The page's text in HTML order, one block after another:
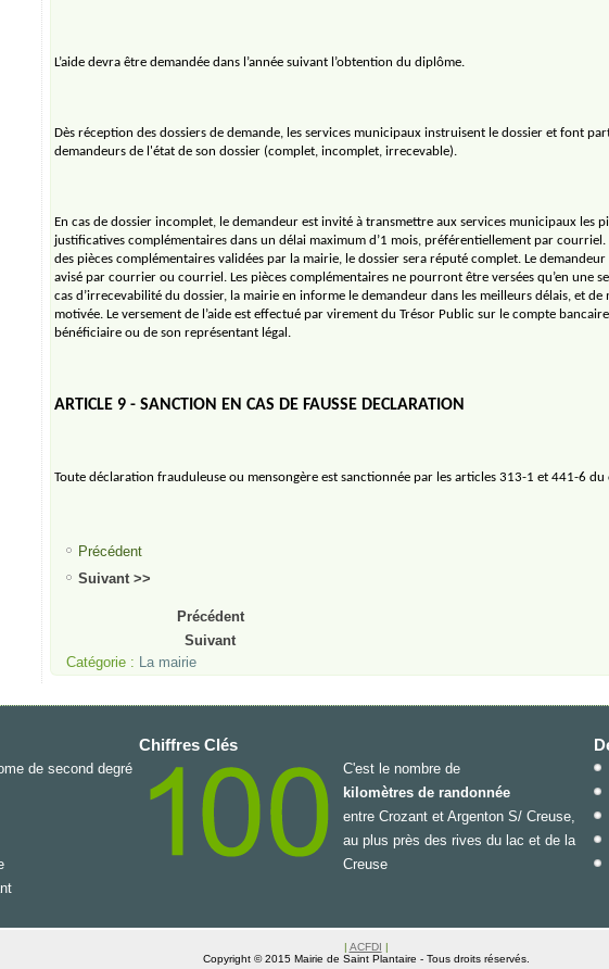
L’aide devra être demandée dans l’année suivant l’obtention du diplôme.
Dès réception des dossiers de demande, les services municipaux instruisent le dossier et font
demandeurs de l'état de son dossier (complet, incomplet, irrecevable).
En cas de dossier incomplet, le demandeur est invité à transmettre aux services municipaux les
justificatives complémentaires dans un délai maximum d’1 mois, préférentiellement par
des pièces complémentaires validées par la mairie, le dossier sera réputé complet. Le demandeur
avisé par courrier ou courriel. Les pièces complémentaires ne pourront être versées qu’en une
cas d’irrecevabilité du dossier, la mairie en informe le demandeur dans les meilleurs délais, et de
motivée. Le versement de l’aide est effectué par virement du Trésor Public sur le compte
bénéficiaire ou de son représentant légal.
ARTICLE 9 - SANCTION EN CAS DE FAUSSE DECLARATION
Toute déclaration frauduleuse ou mensongère est sanctionnée par les articles 313-1 et 441-6 du
Précédent
Suivant >>
Précédent
Suivant
Catégorie :
La mairie
de second degré
Chiffres Clés
C'est le nombre de
kilomètres de randonnée
entre Crozant et Argenton S/ Creuse,
au plus près des rives du lac et de la
Creuse
| ACFDI |
Copyright © 2015 Mairie de Saint Plantaire - Tous droits réservés.